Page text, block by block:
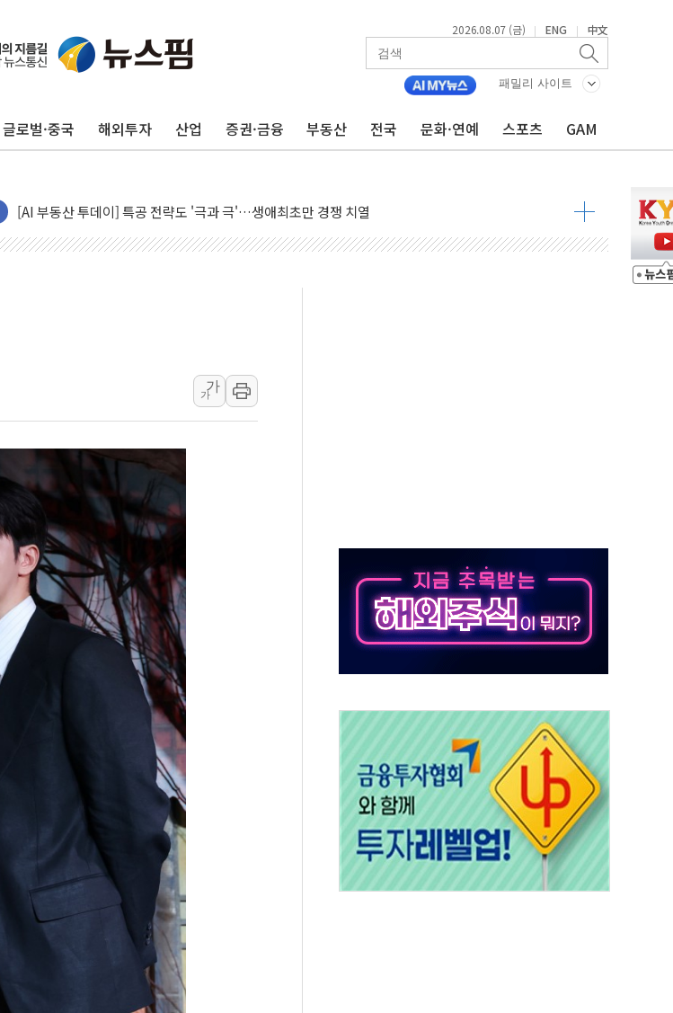
2026.08.07 (금) | ENG | 中文
패밀리 사이트
글로벌·중국 해외투자 산업 증권·금융 부동산 전국 문화·연예 스포츠 GAM
신길동 신축도 3.3㎡당 7250만원…써밋 클라비온 59㎡ 18억원대
용산공원·그린벨트로 또 충돌…반복되는 국토부-서울시 '정책 엇박자'
[코인시황] 비트코인 6만4000달러대 횡보…고래·ETF 매수에도 고유가·금리·입법 지연 '삼중 부담'
[베트남 증시] 유동성 부진 지속, 강보합 마감...석유·가스주 올랐지만 빈그룹이 상쇄
후티 반군, 예멘 정부군과 사우디 동시 공격… 위기 고조되는 또 다른 중동 화약고
포스코홀딩스, 포스코인터·DX 지분 일부 매각
태국 학교서 중학생 총기 난사...최소 7명 사망
40.2도 찍은 서울 등 폭염중대경보 해제…누적 온열질환자 2872명
"文정부 악몽 재현 안돼"...李 부동산 세제안에 與 내부서 '총선·대선 직격탄' 우려
신세계사이먼 '대구 프리미엄 아울렛' 건립 '본궤도'
李대통령, 호우 피해 경북 안동·의성 특별재난지역 선포
'변기 수리' 집주인에게 흉기 휘두른 30대 세입자…경찰, 현행범 체포
워트, 상반기 영업이익 30억원
프롬바이오, 10일 거래 재개…"재무구조 개편"
NH농협생명, 농작업 중 온열질환 보장…폭염기 신속 보상 강화
아바코, 2분기 매출 120억원
가
가